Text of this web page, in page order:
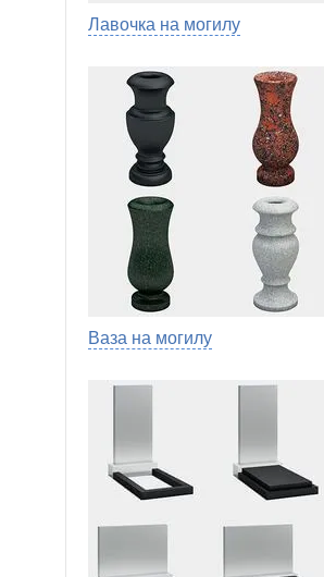
Лавочка на могилу
Ваза на могилу